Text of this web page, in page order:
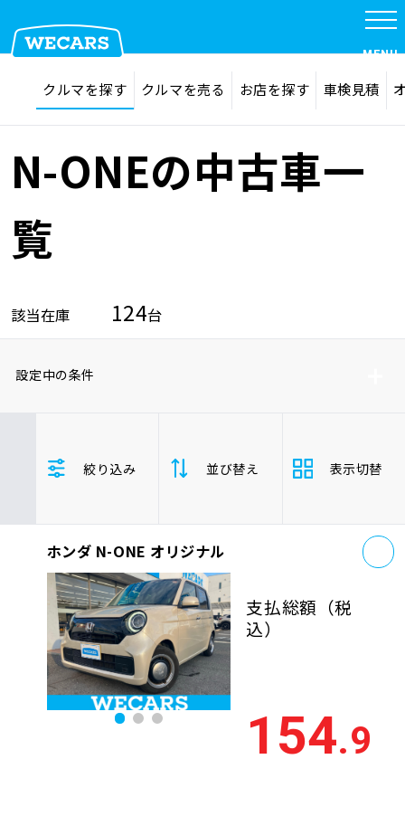
在庫検索 サイト内検索
MENU
クルマを探す
品質管理とサポート体制
お問い合わせ
企業情報
0120-733-500
クルマを探す クルマを売る お店を探す 車検見積
N-ONEの中古車一
覧
該当在庫 124台
設定中の条件
ホンダ
マツダ
ミツビシ
N-ONE
軽自動車
絞り込み 並び替え
支払総
額
高
年式 新しい順
走行距
離
少ない順
排気量 大きい順 小さ
表示切替
ホンダ N-ONE オリジナル
支払総額 （税
込）
154.9